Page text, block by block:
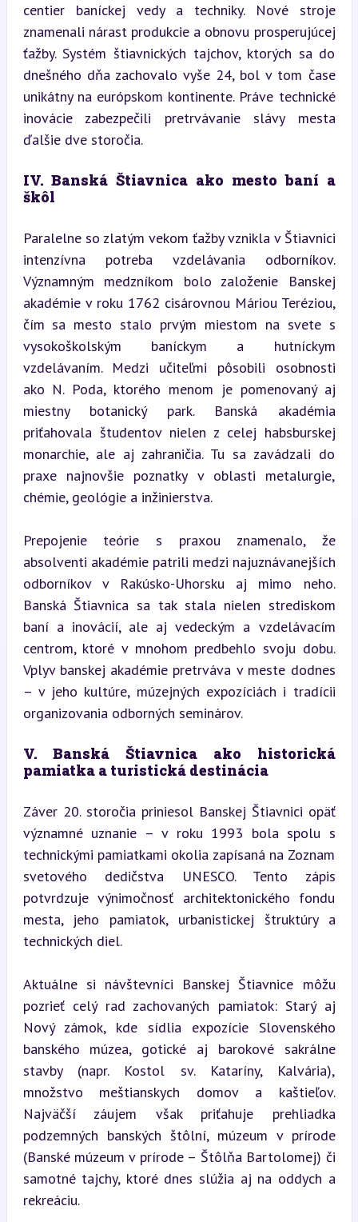
centier baníckej vedy a techniky. Nové stroje
znamenali nárast produkcie a obnovu prosperujúcej
ťažby. Systém štiavnických tajchov, ktorých sa do
dnešného dňa zachovalo vyše 24, bol v tom čase
unikátny na európskom kontinente. Práve technické
inovácie zabezpečili pretrvávanie slávy mesta
ďalšie dve storočia.
IV. Banská Štiavnica ako mesto baní a
škôl
Paralelne so zlatým vekom ťažby vznikla v Štiavnici
intenzívna potreba vzdelávania odborníkov.
Významným medzníkom bolo založenie Banskej
akadémie v roku 1762 cisárovnou Máriou Teréziou,
čím sa mesto stalo prvým miestom na svete s
vysokoškolským baníckym a hutníckym
vzdelávaním. Medzi učiteľmi pôsobili osobnosti
ako N. Poda, ktorého menom je pomenovaný aj
miestny botanický park. Banská akadémia
priťahovala študentov nielen z celej habsburskej
monarchie, ale aj zahraničia. Tu sa zavádzali do
praxe najnovšie poznatky v oblasti metalurgie,
chémie, geológie a inžinierstva.
Prepojenie teórie s praxou znamenalo, že
absolventi akadémie patrili medzi najuznávanejších
odborníkov v Rakúsko-Uhorsku aj mimo neho.
Banská Štiavnica sa tak stala nielen strediskom
baní a inovácií, ale aj vedeckým a vzdelávacím
centrom, ktoré v mnohom predbehlo svoju dobu.
Vplyv banskej akadémie pretrváva v meste dodnes
– v jeho kultúre, múzejných expozíciách i tradícii
organizovania odborných seminárov.
V. Banská Štiavnica ako historická
pamiatka a turistická destinácia
Záver 20. storočia priniesol Banskej Štiavnici opäť
významné uznanie – v roku 1993 bola spolu s
technickými pamiatkami okolia zapísaná na Zoznam
svetového dedičstva UNESCO. Tento zápis
potvrdzuje výnimočnosť architektonického fondu
mesta, jeho pamiatok, urbanistickej štruktúry a
technických diel.
Aktuálne si návštevníci Banskej Štiavnice môžu
pozrieť celý rad zachovaných pamiatok: Starý aj
Nový zámok, kde sídlia expozície Slovenského
banského múzea, gotické aj barokové sakrálne
stavby (napr. Kostol sv. Kataríny, Kalvária),
množstvo meštianskych domov a kaštieľov.
Najväčší záujem však priťahuje prehliadka
podzemných banských štôlní, múzeum v prírode
(Banské múzeum v prírode – Štôlňa Bartolomej) či
samotné tajchy, ktoré dnes slúžia aj na oddych a
rekreáciu.